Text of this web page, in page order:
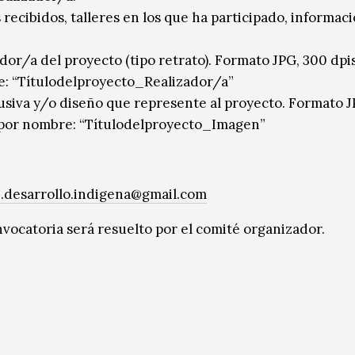
talleres en los que ha participado,
a del proyecto (tipo retrato). Formato JPG, 300
“Títulodelproyecto_Realizador/a”
y/o diseño que represente al proyecto. Formato
nombre: “Títulodelproyecto_Imagen”
será resuelto por el comité organizador.